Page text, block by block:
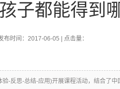
子都能得到
布时间：2017-06-05 | 点击量：
-反思-总结-应用)开展课程活动，结合了